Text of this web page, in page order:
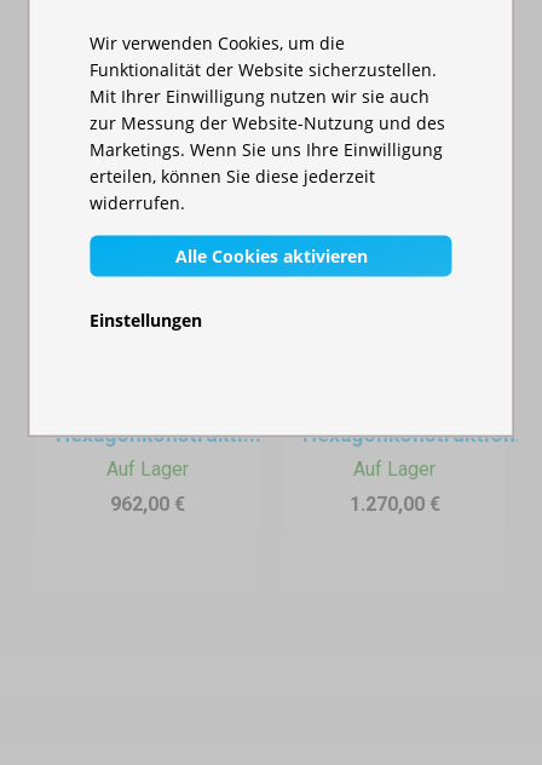
Hexagonale Aluminium-Faltzelte bieten eine perfekte
Kombination aus einfacher Handhabung, professionellem
Erscheinungsbild und robuster Bauweise – eine langlebige
und verlässliche Lösung für jede Veranstaltung.
Hexagonkonstrukti...
Auf Lager
962,00 €
Hexagonkonstruktion...
Auf Lager
1.270,00 €
Wir verwenden Cookies, um die
Funktionalität der Website sicherzustellen.
Mit Ihrer Einwilligung nutzen wir sie auch
zur Messung der Website-Nutzung und des
Marketings. Wenn Sie uns Ihre Einwilligung
erteilen, können Sie diese jederzeit
widerrufen.
Alle Cookies aktivieren
Einstellungen